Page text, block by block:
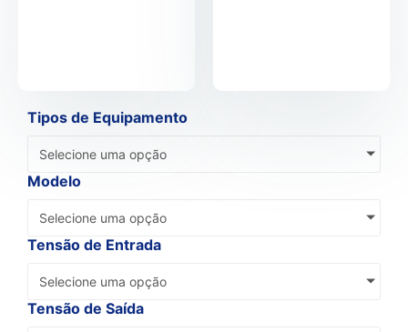
Tipos de Equipamento
Selecione uma opção
Modelo
Selecione uma opção
Tensão de Entrada
Selecione uma opção
Tensão de Saída